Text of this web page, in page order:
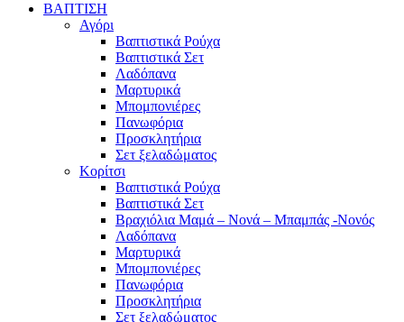
ΒΑΠΤΙΣΗ
Αγόρι
Βαπτιστικά Ρούχα
Βαπτιστικά Σετ
Λαδόπανα
Μαρτυρικά
Μπομπονιέρες
Πανωφόρια
Προσκλητήρια
Σετ ξελαδώματος
Κορίτσι
Βαπτιστικά Ρούχα
Βαπτιστικά Σετ
Βραχιόλια Μαμά – Νονά – Μπαμπάς -Νονός
Λαδόπανα
Μαρτυρικά
Μπομπονιέρες
Πανωφόρια
Προσκλητήρια
Σετ ξελαδώματος